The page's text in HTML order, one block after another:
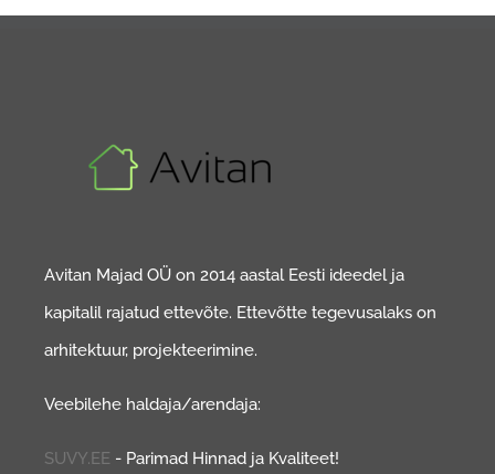
Avitan Majad OÜ on 2014 aastal Eesti ideedel ja
kapitalil rajatud ettevõte. Ettevõtte tegevusalaks on
arhitektuur, projekteerimine.
Veebilehe haldaja/arendaja:
SUVY.EE - Parimad Hinnad ja Kvaliteet!